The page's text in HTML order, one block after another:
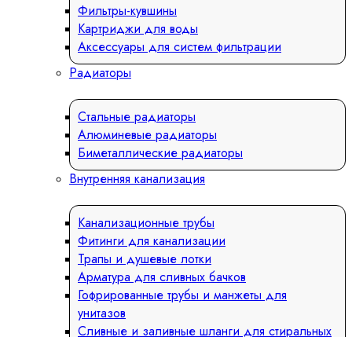
Фильтры-кувшины
Картриджи для воды
Аксессуары для систем фильтрации
Радиаторы
Стальные радиаторы
Алюминевые радиаторы
Биметаллические радиаторы
Внутренняя канализация
Канализационные трубы
Фитинги для канализации
Трапы и душевые лотки
Арматура для сливных бачков
Гофрированные трубы и манжеты для
унитазов
Сливные и заливные шланги для стиральных